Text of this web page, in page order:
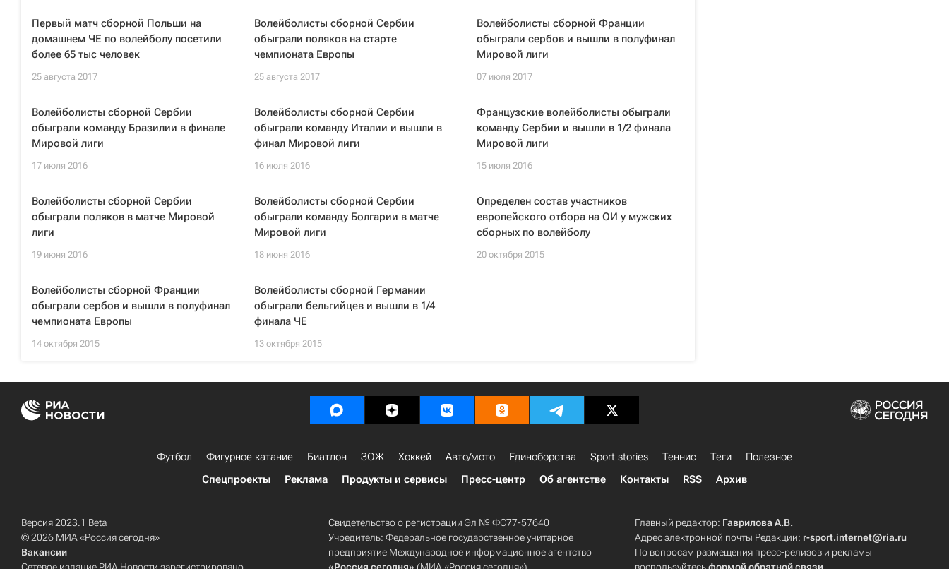
Первый матч сборной Польши на
домашнем ЧЕ по волейболу посетили
более 65 тыс человек
25 августа 2017
Волейболисты сборной Сербии
обыграли поляков на старте
чемпионата Европы
25 августа 2017
Волейболисты сборной Франции
обыграли сербов и вышли в полуфинал
Мировой лиги
07 июля 2017
Волейболисты сборной Сербии
обыграли команду Бразилии в финале
Мировой лиги
17 июля 2016
Волейболисты сборной Сербии
обыграли команду Италии и вышли в
финал Мировой лиги
16 июля 2016
Французские волейболисты обыграли
команду Сербии и вышли в 1/2 финала
Мировой лиги
15 июля 2016
Волейболисты сборной Сербии
обыграли поляков в матче Мировой
лиги
19 июня 2016
Волейболисты сборной Сербии
обыграли команду Болгарии в матче
Мировой лиги
18 июня 2016
Определен состав участников
европейского отбора на ОИ у мужских
сборных по волейболу
20 октября 2015
Волейболисты сборной Франции
обыграли сербов и вышли в полуфинал
чемпионата Европы
14 октября 2015
Волейболисты сборной Германии
обыграли бельгийцев и вышли в 1/4
финала ЧЕ
13 октября 2015
Футбол Фигурное катание Биатлон ЗОЖ Хоккей Авто/мото Единоборства Sport stories Теннис Теги
Полезное
Спецпроекты
Реклама Продукты и сервисы Пресс-центр Об агентстве Контакты RSS Архив
Версия 2023.1 Beta
© 2026 МИА «Россия сегодня»
Вакансии
Свидетельство о регистрации Эл № ФС77-57640
Учредитель: Федеральное государственное унитарное
предприятие Международное информационное агентство
Главный редактор: Гаврилова А.В.
Адрес электронной почты Редакции: r-sport.internet@ria.ru
По вопросам размещения пресс-релизов и рекламы